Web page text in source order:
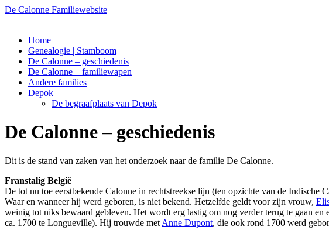
De Calonne Familiewebsite
naar
inhoud
Home
Genealogie | Stamboom
De Calonne – geschiedenis
De Calonne – familiewapen
Andere families
Depok
De begraafplaats van Depok
De Calonne – geschiedenis
Dit is de stand van zaken van het onderzoek naar de familie De Calonne.
Franstalig België
De tot nu toe eerstbekende Calonne in rechtstreekse lijn (ten opzichte van de Indische
Waar en wanneer hij werd geboren, is niet bekend. Hetzelfde geldt voor zijn vrouw,
weinig tot niks bewaard gebleven. Het wordt erg lastig om nog verder terug te gaan
ca. 1700 te Longueville). Hij trouwde met Anne Dupont, die ook rond 1700 werd